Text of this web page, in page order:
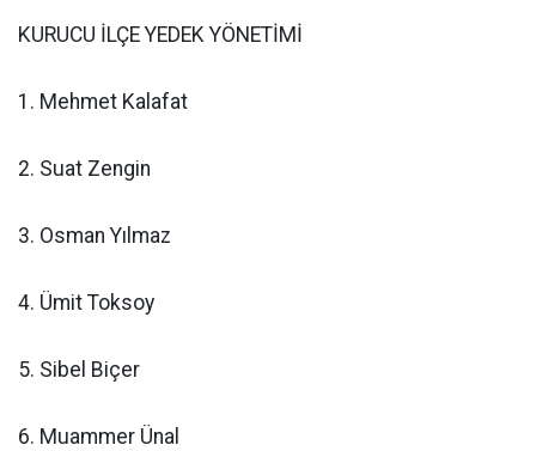
KURUCU İLÇE YEDEK YÖNETİMİ
1. Mehmet Kalafat
2. Suat Zengin
3. Osman Yılmaz
4. Ümit Toksoy
5. Sibel Biçer
6. Muammer Ünal